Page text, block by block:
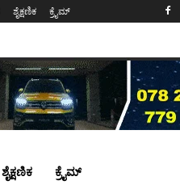
ಶೈಕ್ಷಣಿಕ ಕ್ರೈಮ್
ಶೈಕ್ಷಣಿಕ ಕ್ರೈಮ್